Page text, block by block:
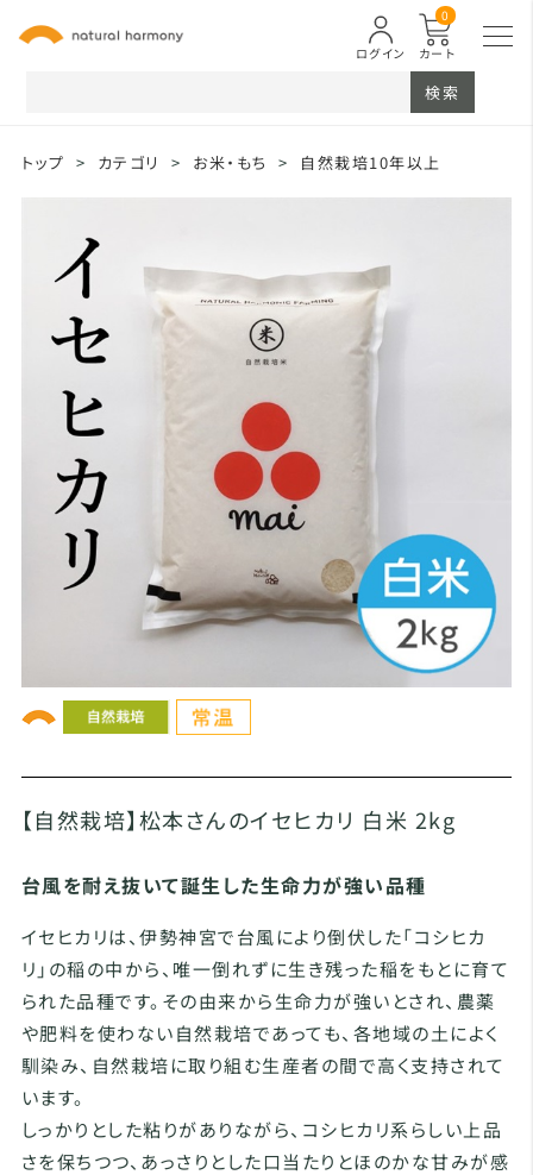
カート
0
ログイン
検索
トップ > カテゴリ > お米・もち > 自然栽培10年以上
【自然栽培】松本さんのイセヒカリ 白米 2kg
台風を耐え抜いて誕生した生命力が強い品種
イセヒカリは、伊勢神宮で台風により倒伏した「コシヒカ
リ」の稲の中から、唯一倒れずに生き残った稲をもとに育て
られた品種です。その由来から生命力が強いとされ、農薬
や肥料を使わない自然栽培であっても、各地域の土によく
馴染み、自然栽培に取り組む生産者の間で高く支持されて
います。
しっかりとした粘りがありながら、コシヒカリ系らしい上品
さを保ちつつ、あっさりとした口当たりとほのかな甘みが感